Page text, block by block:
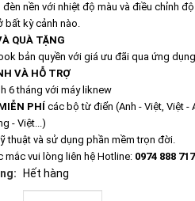
đèn nền với nhiệt độ màu và điều chỉnh
bất kỳ cảnh nào.
QUÀ TẶNG
bản quyền với giá ưu đãi qua ứng
VÀ HỖ TRỢ
6 tháng với máy liknew
PHÍ các bộ từ điển (Anh - Việt, Việt -
- Việt...)
thuật và sử dụng phần mềm trọn đời.
mắc vui lòng liên hệ Hotline: 0974 888 717
Hết hàng